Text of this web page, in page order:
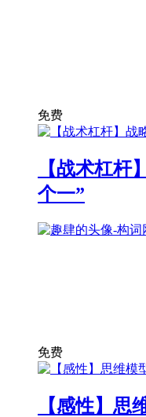
免费
【战术杠杆
个一”
免费
【感性】思